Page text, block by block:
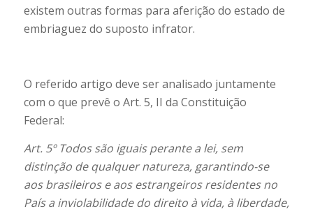
existem outras formas para aferição do estado de
embriaguez do suposto infrator.
O referido artigo deve ser analisado juntamente
com o que prevê o Art. 5, II da Constituição
Federal:
Art. 5º Todos são iguais perante a lei, sem
distinção de qualquer natureza, garantindo-se
aos brasileiros e aos estrangeiros residentes no
País a inviolabilidade do direito à vida, à liberdade,